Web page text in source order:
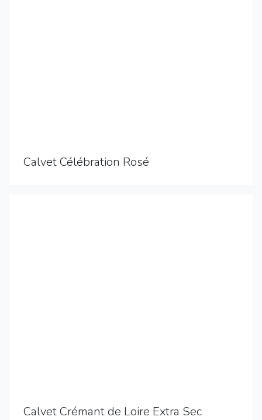
Calvet Célébration Rosé
Calvet Crémant de Loire Extra Sec